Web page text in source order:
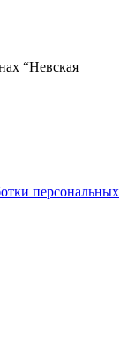
“Невская
персональных